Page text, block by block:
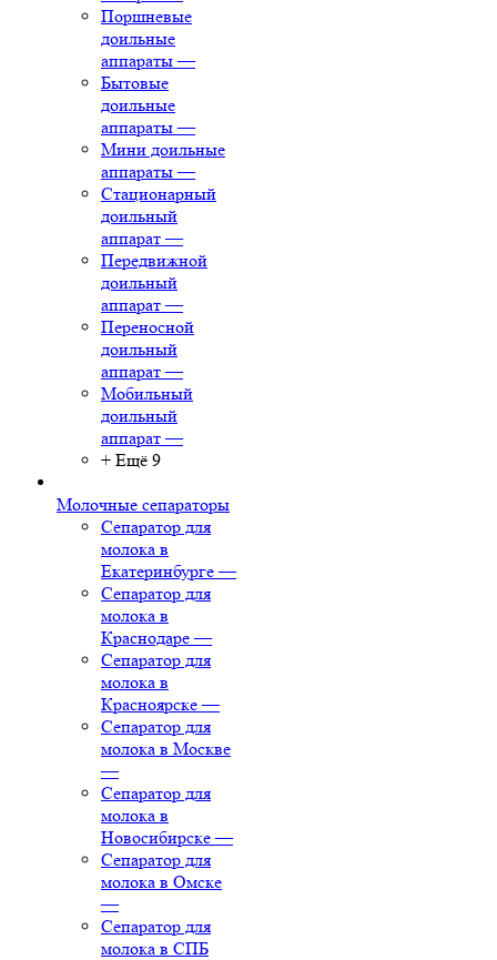
Поршневые
доильные
аппараты —
Бытовые
доильные
аппараты —
Мини доильные
аппараты —
Стационарный
доильный
аппарат —
Передвижной
доильный
аппарат —
Переносной
доильный
аппарат —
Мобильный
доильный
аппарат —
+ Ещё 9
Молочные сепараторы
Сепаратор для
молока в
Екатеринбурге —
Сепаратор для
молока в
Краснодаре —
Сепаратор для
молока в
Красноярске —
Сепаратор для
молока в Москве
—
Сепаратор для
молока в
Новосибирске —
Сепаратор для
молока в Омске
—
Сепаратор для
молока в СПБ